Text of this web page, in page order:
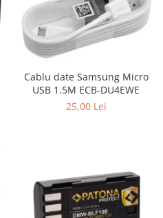
Cablu date Samsung Micro
USB 1.5M ECB-DU4EWE
25,00 Lei